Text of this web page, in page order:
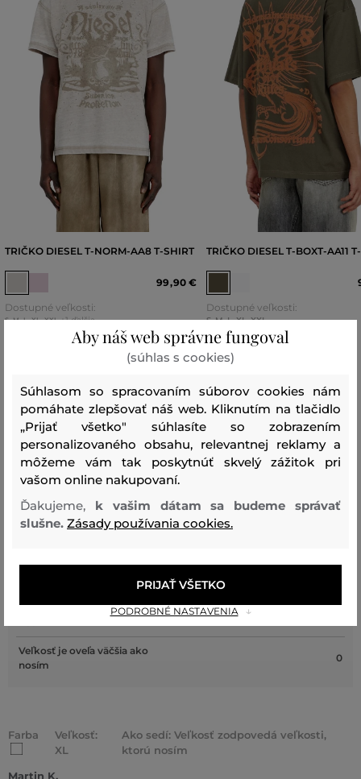
TRIČKO DIESEL T-NORM-AA8 T-SHIRT
99,90 €
Dostupné veľkosti:
S, M, L, XL, XXL +1 ďalšia
TRIČKO DIESEL T-BOXT-AA11
Dostupné veľkosti:
S, M, L, XL, XXL
Recenzie
AKO SEDELA VYBRANÁ VEĽKOSŤ NAŠIM ZÁKAZNÍKOM
Veľkosť je oveľa menšia ako
Veľkosť je o niečo menšia ako
Veľkosť zodpovedá veľkosti,
Veľkosť je o niečo väčšia ako
Veľkosť je oveľa väčšia ako
nosím
0
Farba
Veľkosť:
XL
Ako sedí: Veľkosť zodpovedá veľkosti,
ktorú nosím
Martin K.
Aby náš web správne fungoval
(súhlas s cookies)
Súhlasom so spracovaním súborov cookies nám
pomáhate zlepšovať náš web. Kliknutím na tlačidlo
„Prijať všetko" súhlasíte so zobrazením
personalizovaného obsahu, relevantnej reklamy a
môžeme vám tak poskytnúť skvelý zážitok pri
vašom online nakupovaní.
Ďakujeme, k vašim dátam sa budeme správať
slušne. Zásady používania cookies.
PODROBNÉ NASTAVENIA
PRIJAŤ VŠETKO